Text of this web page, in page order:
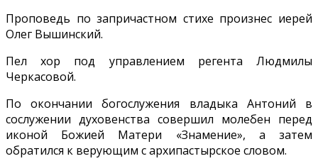
Проповедь по запричастном стихе произнес иерей
Олег Вышинский.
Пел хор под управлением регента Людмилы
Черкасовой.
По окончании богослужения владыка Антоний в
сослужении духовенства совершил молебен перед
иконой Божией Матери «Знамение», а затем
обратился к верующим с архипастырское словом.